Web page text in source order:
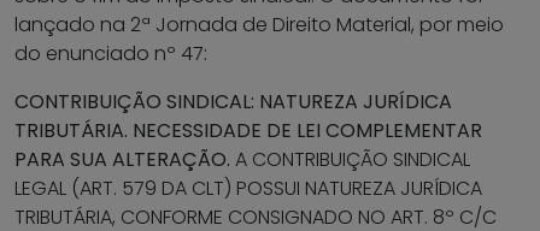
lançado na 2ª Jornada de Direito Material, por meio
do enunciado nº 47:
CONTRIBUIÇÃO SINDICAL: NATUREZA JURÍDICA
TRIBUTÁRIA. NECESSIDADE DE LEI COMPLEMENTAR
PARA SUA ALTERAÇÃO. A CONTRIBUIÇÃO SINDICAL
LEGAL (ART. 579 DA CLT) POSSUI NATUREZA JURÍDICA
TRIBUTÁRIA, CONFORME CONSIGNADO NO ART. 8º C/C